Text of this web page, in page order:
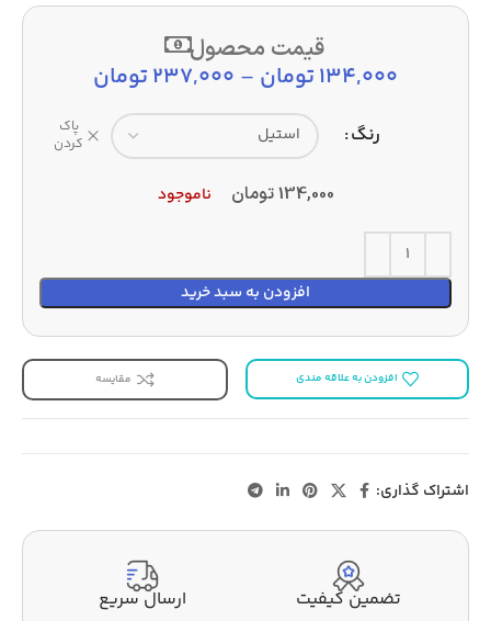
قیمت محصول
134,000تومان –
237,000تومان
رنگ
پاک
کردن
134,000تومان ناموجود
افزودن به سبد خرید
افزودن به علاقه مندی مقایسه
اشتراک گذاری:
تضمین کیفیت ارسال سریع